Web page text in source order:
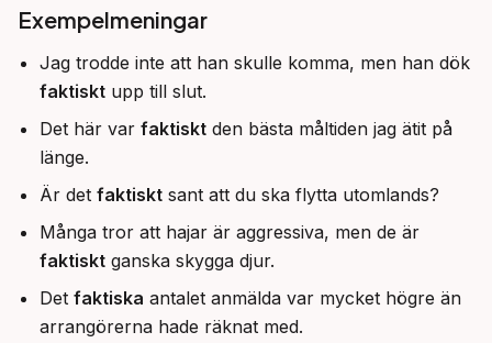
Exempelmeningar
Jag trodde inte att han skulle komma, men han dök
faktiskt upp till slut.
Det här var faktiskt den bästa måltiden jag ätit på
länge.
Är det faktiskt sant att du ska flytta utomlands?
Många tror att hajar är aggressiva, men de är
faktiskt ganska skygga djur.
Det faktiska antalet anmälda var mycket högre än
arrangörerna hade räknat med.